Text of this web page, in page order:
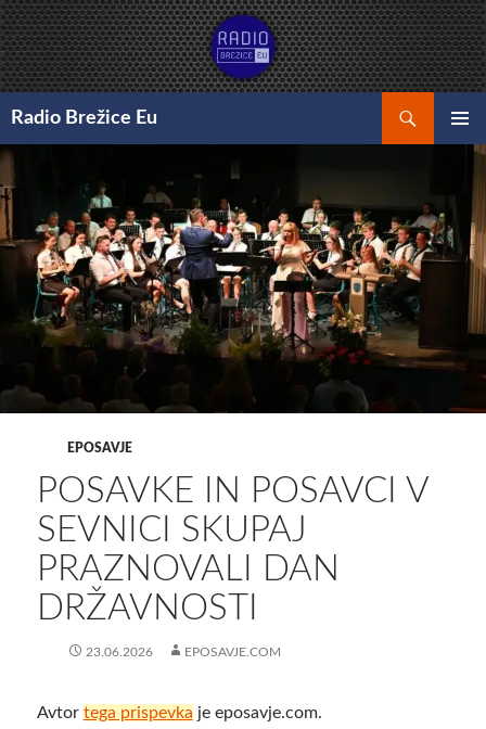
Preskoči
na
vsebino
Radio Brežice Eu
GLAVNI
EPOSAVJE
POSAVKE IN POSAVCI V
SEVNICI SKUPAJ
PRAZNOVALI DAN
DRŽAVNOSTI
23.06.2026 EPOSAVJE.COM
Avtor tega prispevka je eposavje.com.